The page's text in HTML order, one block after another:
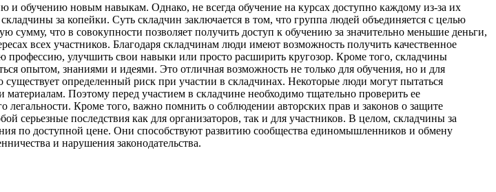
обучению новым навыкам. Однако, не всегда обучение на курсах доступно каждому из-за их
за копейки. Суть складчин заключается в том, что группа людей объединяется с целью
что в совокупности позволяет получить доступ к обучению за значительно меньшие деньги,
всех участников. Благодаря складчинам люди имеют возможность получить качественное
профессию, улучшить свои навыки или просто расширить кругозор. Кроме того, складчины
опытом, знаниями и идеями. Это отличная возможность не только для обучения, но и для
определенный риск при участии в складчинах. Некоторые люди могут пытаться
Поэтому перед участием в складчине необходимо тщательно проверить ее
легальности. Кроме того, важно помнить о соблюдении авторских прав и законов о защите
серьезные последствия как для организаторов, так и для участников. В целом, складчины за
по доступной цене. Они способствуют развитию сообщества единомышленников и обмену
и нарушения законодательства.